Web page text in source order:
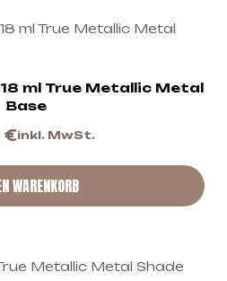
ml True Metallic Metal
Base
€inkl. MwSt.
WARENKORB